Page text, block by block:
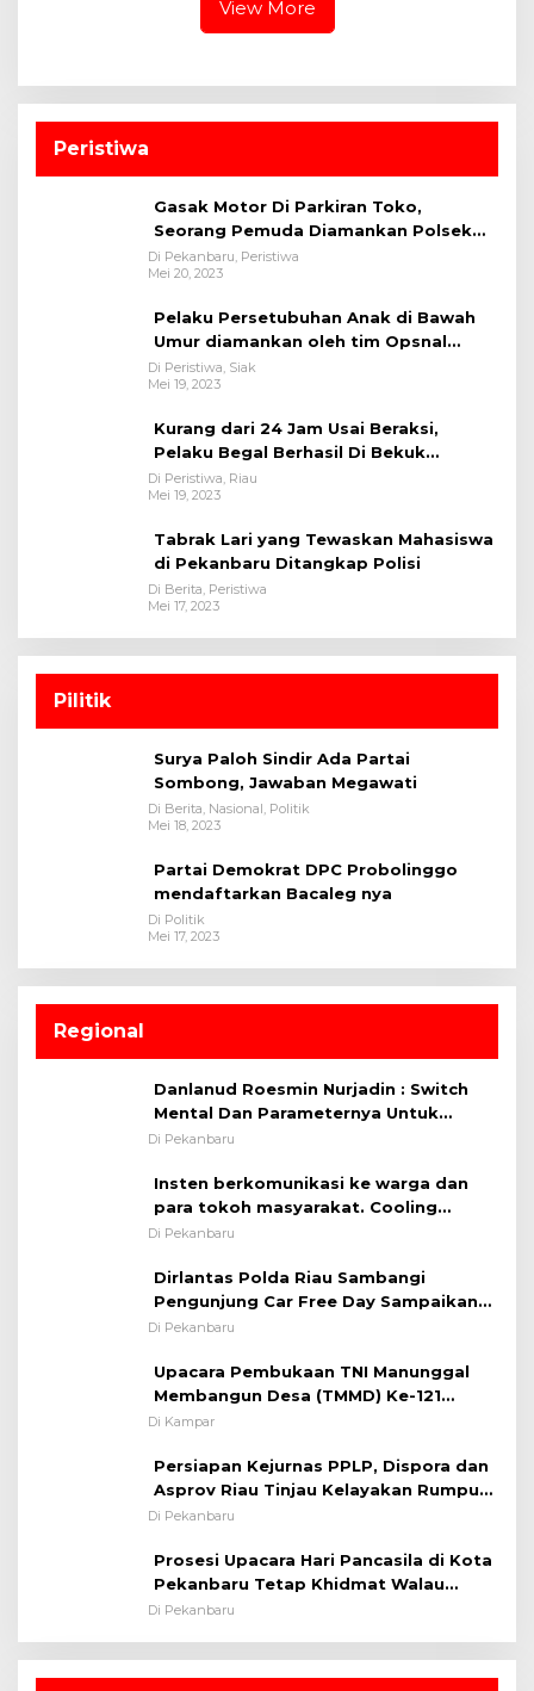
View More
Peristiwa
Gasak Motor Di Parkiran Toko,
Seorang Pemuda Diamankan Polsek
Bukit Raya
Di Pekanbaru, Peristiwa
Mei 20, 2023
Pelaku Persetubuhan Anak di Bawah
Umur diamankan oleh tim Opsnal
Polsek Tualang-Polres Siak-Polda Riau
Di Peristiwa, Siak
Mei 19, 2023
Kurang dari 24 Jam Usai Beraksi,
Pelaku Begal Berhasil Di Bekuk
Satreskrim Polres Kuansing
Di Peristiwa, Riau
Mei 19, 2023
Tabrak Lari yang Tewaskan Mahasiswa
di Pekanbaru Ditangkap Polisi
Di Berita, Peristiwa
Mei 17, 2023
Pilitik
Surya Paloh Sindir Ada Partai
Sombong, Jawaban Megawati
Di Berita, Nasional, Politik
Mei 18, 2023
Partai Demokrat DPC Probolinggo
mendaftarkan Bacaleg nya
Di Politik
Mei 17, 2023
Regional
Danlanud Roesmin Nurjadin : Switch
Mental Dan Parameternya Untuk
Melaksanakan ✈
Di Pekanbaru
Insten berkomunikasi ke warga dan
para tokoh masyarakat. Cooling
System OMP LK ²024 Polsek Rumbai,
Pentingnya Memelihara dan Menjaga
Situasi Kondusif
Di Pekanbaru
Dirlantas Polda Riau Sambangi
Pengunjung Car Free Day Sampaikan
Pesan Edukasi Kamtibmas &
Di Pekanbaru
Upacara Pembukaan TNI Manunggal
Membangun Desa (TMMD) Ke-121
Kodim 0313/KPR Tahun 2024) ?
Di Kampar
Persiapan Kejurnas PPLP, Dispora dan
Asprov Riau Tinjau Kelayakan Rumput
Lapangan Sepakbola
Di Pekanbaru
Prosesi Upacara Hari Pancasila di Kota
Pekanbaru Tetap Khidmat Walau
Dalam Ruangan
Di Pekanbaru